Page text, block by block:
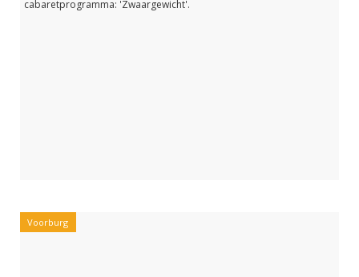
cabaretprogramma: 'Zwaargewicht'.
Voorburg